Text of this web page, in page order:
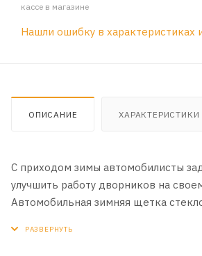
кассе в магазине
Нашли ошибку в характеристиках
ОПИСАНИЕ ХАРАКТЕРИСТИКИ
C приходом зимы автомобилисты
улучшить работу дворников на
Автомобильная зимняя щетка